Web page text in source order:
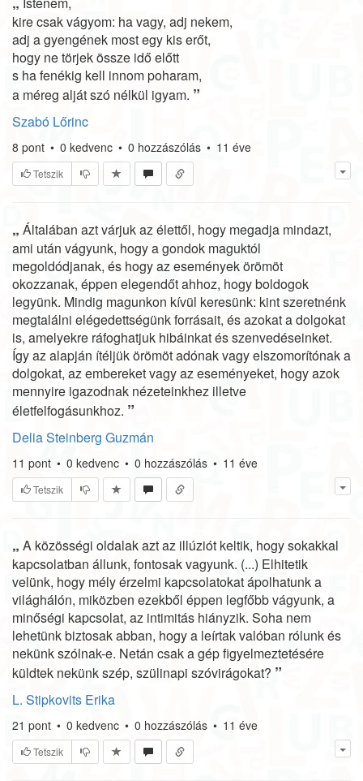
kire csak vágyom: ha vagy, adj nekem,
adj a gyengének most egy kis erőt,
hogy ne törjek össze idő előtt
s ha fenékig kell innom poharam,
a méreg alját szó nélkül igyam. ”
Szabó Lőrinc
8 pont • 0 kedvenc • 0 hozzászólás • 11 éve
Tetszik
„ Általában azt várjuk az élettől, hogy megadja mindazt,
ami után vágyunk, hogy a gondok maguktól
megoldódjanak, és hogy az események örömöt
okozzanak, éppen elegendőt ahhoz, hogy boldogok
legyünk. Mindig magunkon kívül keresünk: kint szeretnénk
megtalálni elégedettségünk forrásait, és azokat a dolgokat
is, amelyekre ráfoghatjuk hibáinkat és szenvedéseinket.
Így az alapján ítéljük örömöt adónak vagy elszomorítónak a
dolgokat, az embereket vagy az eseményeket, hogy azok
mennyire igazodnak nézeteinkhez illetve
életfelfogásunkhoz. ”
Delia Steinberg Guzmán
11 pont • 0 kedvenc • 0 hozzászólás • 11 éve
Tetszik
„ A közösségi oldalak azt az illúziót keltik, hogy sokakkal
kapcsolatban állunk, fontosak vagyunk. (...) Elhitetik
velünk, hogy mély érzelmi kapcsolatokat ápolhatunk a
világhálón, miközben ezekből éppen legfőbb vágyunk, a
minőségi kapcsolat, az intimitás hiányzik. Soha nem
lehetünk biztosak abban, hogy a leírtak valóban rólunk és
nekünk szólnak-e. Netán csak a gép figyelmeztetésére
küldtek nekünk szép, szülinapi szóvirágokat? ”
L. Stipkovits Erika
21 pont • 0 kedvenc • 0 hozzászólás • 11 éve
Tetszik